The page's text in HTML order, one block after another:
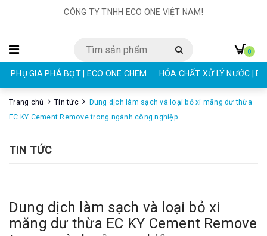
CÔNG TY TNHH ECO ONE VIỆT NAM!
PHỤ GIA PHÁ BỌT | ECO ONE CHEM HÓA CHẤT XỬ LÝ NƯỚC |
0
Trang chủ Tin tức
Dung dịch làm sạch và loại bỏ xi măng dư thừa
EC KY Cement Remove trong ngành công nghiệp
TIN TỨC
Dung dịch làm sạch và loại bỏ xi
măng dư thừa EC KY Cement Remove